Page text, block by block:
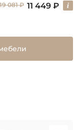
19 081 ₽ 11 449 ₽